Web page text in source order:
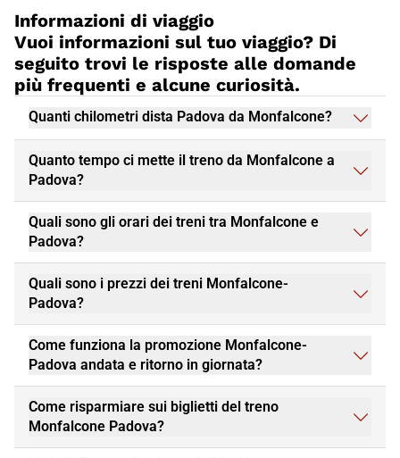
Informazioni di viaggio
Vuoi informazioni sul tuo viaggio? Di
seguito trovi le risposte alle domande
più frequenti e alcune curiosità.
Quanti chilometri dista Padova da Monfalcone?
Quanto tempo ci mette il treno da Monfalcone a
Padova?
Quali sono gli orari dei treni tra Monfalcone e
Padova?
Quali sono i prezzi dei treni Monfalcone-
Padova?
Come funziona la promozione Monfalcone-
Padova andata e ritorno in giornata?
Come risparmiare sui biglietti del treno
Monfalcone Padova?